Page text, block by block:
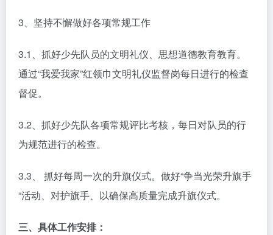
3、坚持不懈做好各项常规工作
3.1、抓好少先队员的文明礼仪、思想道德教育教育。
通过“我爱我家”红领巾文明礼仪监督岗每日进行的检查
督促。
3.2、抓好少先队各项常规评比考核，每日对队员的行
为规范进行的检查。
3.3、 抓好每周一次的升旗仪式。做好“争当光荣升旗手
“活动、对护旗手、以确保高质量完成升旗仪式。
三、具体工作安排：